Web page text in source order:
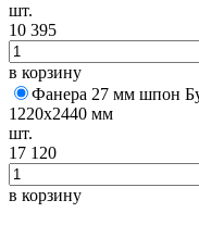
шт.
10 395
в корзину
Фанера 27 мм шпон
1220х2440 мм
шт.
17 120
в корзину